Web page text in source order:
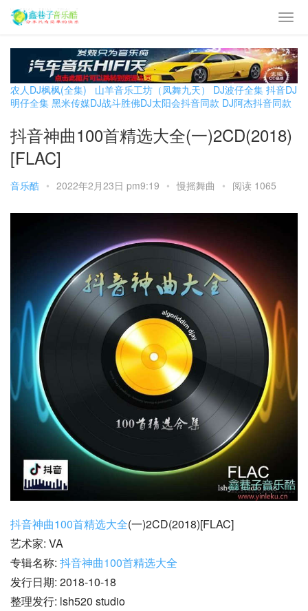
农人DJ枫枫(全集) 山羊音乐工坊（凤舞九天） DJ波仔全集 抖音DJ
明仔全集 黑米传媒DJ战斗胜佛DJ太阳会抖音同款 DJ阿杰抖音同款
抖音神曲100首精选大全(一)2CD(2018)
[FLAC]
音乐酷 • 2022年2月23日 pm9:19 • 慢摇舞曲 • 阅读 1065
抖音神曲100首精选大全(一)2CD(2018)[FLAC]
艺术家: VA
专辑名称: 抖音神曲100首精选大全
发行日期: 2018-10-18
整理发行: lsh520 studio